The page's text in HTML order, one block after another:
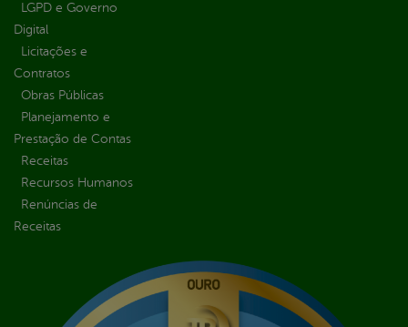
LGPD e Governo
Digital
Licitações e
Contratos
Obras Públicas
Planejamento e
Prestação de Contas
Receitas
Recursos Humanos
Renúncias de
Receitas